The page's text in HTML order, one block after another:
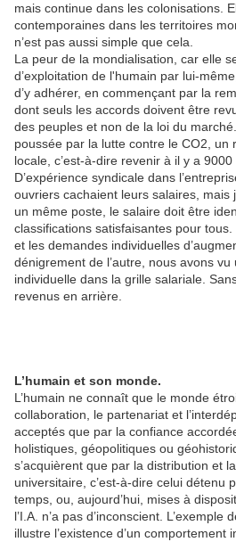
mais continue dans les colonisations.
contemporaines dans les territoires
n’est pas aussi simple que cela.
La peur de la mondialisation, car elle
d’exploitation de l'humain par lui-
d’y adhérer, en commençant par la
dont seuls les accords doivent être
des peuples et non de la loi du
poussée par la lutte contre le CO2, un
locale, c’est-à-dire revenir à il y a 9000
D’expérience syndicale dans
ouvriers cachaient leurs salaires, mais
un même poste, le salaire doit être
classifications satisfaisantes pour
et les demandes individuelles
dénigrement de l’autre, nous avons vu
individuelle dans la grille salariale.
revenus en arrière.
L’humain et son monde.
L’humain ne connaît que le monde
collaboration, le partenariat et
acceptés que par la confiance
holistiques, géopolitiques ou
s’acquièrent que par la distribution et
universitaire, c’est-à-dire celui détenu
temps, ou, aujourd’hui, mises à
l’I.A. n’a pas d’inconscient. L’exemple
illustre l’existence d’un comportement